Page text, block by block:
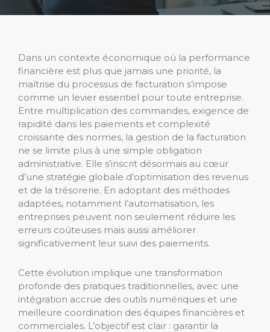
Dans un contexte économique où la performance
financière est plus que jamais une priorité, la
maîtrise du processus de facturation s’impose
comme un levier essentiel pour toute entreprise.
Entre multiplication des commandes, exigence de
rapidité dans les paiements et complexité
croissante des normes, la gestion de la facturation
ne se limite plus à une simple obligation
administrative. Elle s’inscrit désormais au cœur
d’une stratégie globale d’optimisation des revenus
et de la trésorerie. En adoptant des méthodes
adaptées, notamment l’automatisation, les
entreprises peuvent non seulement réduire les
erreurs coûteuses mais aussi améliorer
significativement leur suivi des paiements.
Cette évolution implique une transformation
profonde des pratiques traditionnelles, avec une
intégration accrue des outils numériques et une
meilleure coordination des équipes financières et
commerciales. L’objectif est clair : garantir la